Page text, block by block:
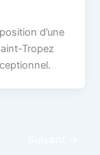
d’une
Tropez